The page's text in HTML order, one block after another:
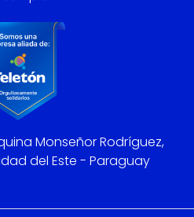
Monseñor Rodríguez,
del Este - Paraguay